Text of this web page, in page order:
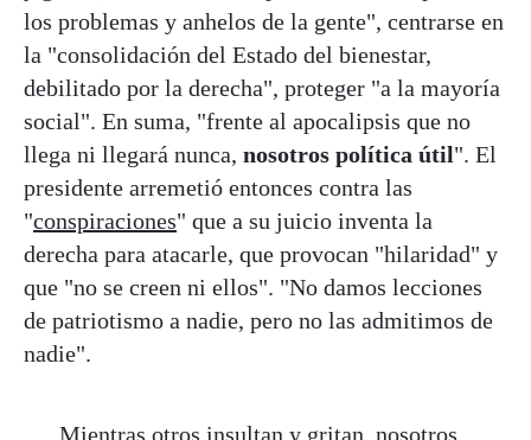
los problemas y anhelos de la gente", centrarse en
la "consolidación del Estado del bienestar,
debilitado por la derecha", proteger "a la mayoría
social". En suma, "frente al apocalipsis que no
llega ni llegará nunca, nosotros política útil". El
presidente arremetió entonces contra las
"conspiraciones" que a su juicio inventa la
derecha para atacarle, que provocan "hilaridad" y
que "no se creen ni ellos". "No damos lecciones
de patriotismo a nadie, pero no las admitimos de
nadie".
Mientras otros insultan y gritan, nosotros